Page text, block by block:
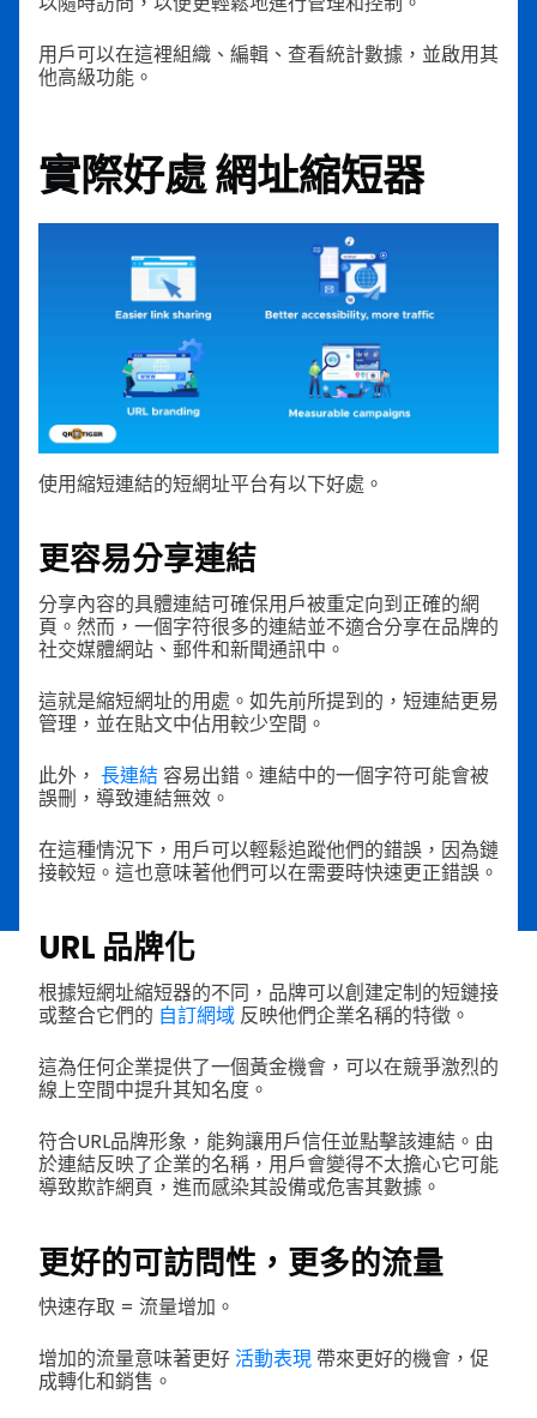
用戶可以在這裡組織、編輯、查看統計數據，並啟用其
他高級功能。
實際好處網址縮短器
使用縮短連結的短網址平台有以下好處。
更容易分享連結
分享內容的具體連結可確保用戶被重定向到正確的網
頁。然而，一個字符很多的連結並不適合分享在品牌的
社交媒體網站、郵件和新聞通訊中。
這就是縮短網址的用處。如先前所提到的，短連結更易
管理，並在貼文中佔用較少空間。
此外， 長連結 容易出錯。連結中的一個字符可能會被
誤刪，導致連結無效。
在這種情況下，用戶可以輕鬆追蹤他們的錯誤，因為鏈
接較短。這也意味著他們可以在需要時快速更正錯誤。
URL 品牌化
根據短網址縮短器的不同，品牌可以創建定制的短鏈接
或整合它們的 自訂網域 反映他們企業名稱的特徵。
這為任何企業提供了一個黃金機會，可以在競爭激烈的
線上空間中提升其知名度。
符合URL品牌形象，能夠讓用戶信任並點擊該連結。由
於連結反映了企業的名稱，用戶會變得不太擔心它可能
導致欺詐網頁，進而感染其設備或危害其數據。
更好的可訪問性，更多的流量
快速存取 = 流量增加。
增加的流量意味著更好活動表現 帶來更好的機會，促
成轉化和銷售。